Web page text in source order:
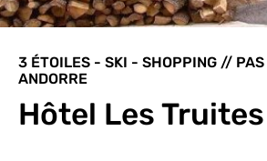
3 ÉTOILES - SKI - SHOPPING // PAS
ANDORRE
Hôtel Les Truites